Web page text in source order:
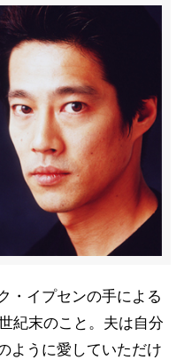
・イプセンの手による
紀末のこと。夫は自分
ように愛していただけ